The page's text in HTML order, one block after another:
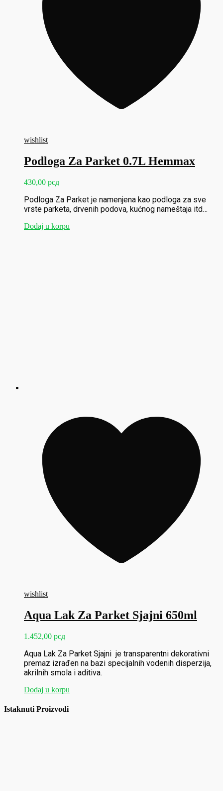
wishlist
Podloga Za Parket 0.7L Hemmax
430,00 рсд
Podloga Za Parket je namenjena kao podloga za sve
vrste parketa, drvenih podova, kućnog nameštaja itd…
Dodaj u korpu
wishlist
Aqua Lak Za Parket Sjajni 650ml
1.452,00 рсд
Aqua Lak Za Parket Sjajni je transparentni dekorativni
premaz izrađen na bazi specijalnih vodenih disperzija,
akrilnih smola i aditiva.
Dodaj u korpu
Istaknuti Proizvodi